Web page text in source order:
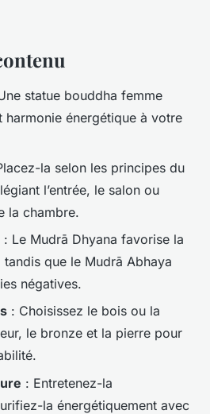
intégrer une
femme dans
statue bouddha femme
harmonie énergétique à votre
la selon les principes du
l’entrée, le salon ou
la chambre.
: Le Mudrā Dhyana favorise la
que le Mudrā Abhaya
négatives.
: Choisissez le bois ou la
le bronze et la pierre pour
: Entretenez-la
la énergétiquement avec